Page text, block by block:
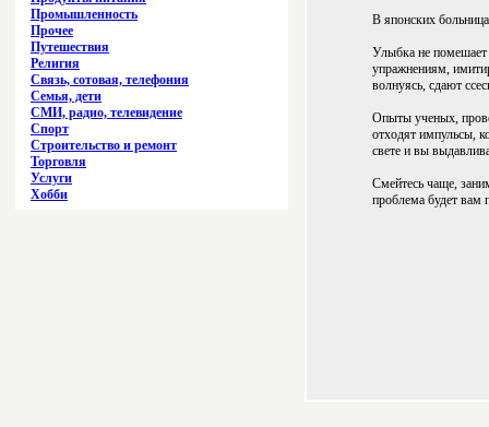
Промышленность
Прочее
Путешествия
Религия
Связь, сотовая, телефония
Семья, дети
СМИ, радио, телевидение
Спорт
Строительство и ремонт
Торговля
Услуги
Хобби
В японских
Улыбка не
упражнениям,
волнуясь, сдают
Опыты ученых,
отходят импульсы,
свете и вы
Смейтесь чаще,
проблема будет вам